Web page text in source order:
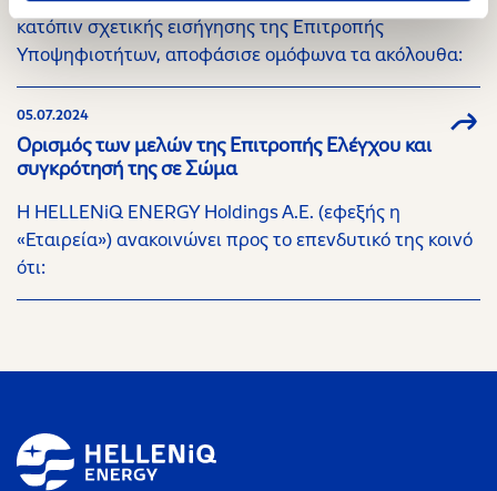
κατόπιν σχετικής εισήγησης της Επιτροπής
Υποψηφιοτήτων, αποφάσισε ομόφωνα τα ακόλουθα:
05.07.2024
Ορισμός των μελών της Επιτροπής Ελέγχου και
συγκρότησή της σε Σώμα
Η HELLENiQ ENERGY Holdings A.E. (εφεξής η
«Εταιρεία») ανακοινώνει προς το επενδυτικό της κοινό
ότι: